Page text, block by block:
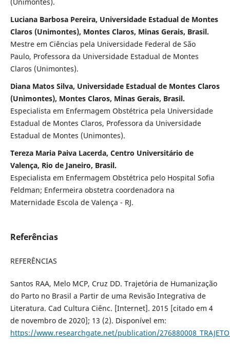
Luciana Barbosa Pereira, Universidade Estadual de Montes
Claros (Unimontes), Montes Claros, Minas Gerais, Brasil.
Mestre em Ciências pela Universidade Federal de São
Paulo, Professora da Universidade Estadual de Montes
Claros (Unimontes).
Diana Matos Silva, Universidade Estadual de Montes Claros
(Unimontes), Montes Claros, Minas Gerais, Brasil.
Especialista em Enfermagem Obstétrica pela Universidade
Estadual de Montes Claros, Professora da Universidade
Estadual de Montes (Unimontes).
Tereza Maria Paiva Lacerda, Centro Universitário de
Valença, Rio de Janeiro, Brasil.
Especialista em Enfermagem Obstétrica pelo Hospital Sofia
Feldman; Enfermeira obstetra coordenadora na
Maternidade Escola de Valença - RJ.
Referências
REFERÊNCIAS
Santos RAA, Melo MCP, Cruz DD. Trajetória de Humanização
do Parto no Brasil a Partir de uma Revisão Integrativa de
Literatura. Cad Cultura Ciênc. [Internet]. 2015 [citado em 4
de novembro de 2020]; 13 (2). Disponível em:
https://www.researchgate.net/publication/